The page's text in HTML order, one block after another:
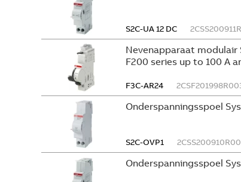
S2C-UA 12 DC
Nevenapparaat
F200 series up to 100 A
F3C-AR24
Onderspanningsspoel
S2C-OVP1
Onderspanningsspoel